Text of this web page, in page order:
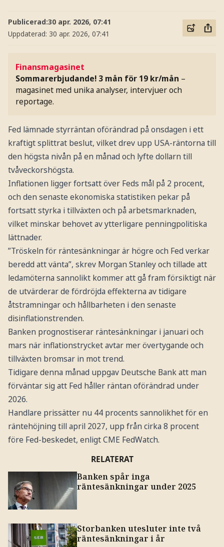
Publicerad:30 apr. 2026, 07:41
Uppdaterad: 30 apr. 2026, 07:41
Finansmagasinet
Sommarerbjudande! 3 mån för 19 kr/mån –
magasinet med unika analyser, intervjuer och
reportage.
Fed lämnade styrräntan oförändrad på onsdagen i ett
kraftigt splittrat beslut, vilket drev upp USA-räntorna till
den högsta nivån på en månad och lyfte dollarn till
tvåveckorshögsta.
Inflationen ligger fortsatt över Feds mål på 2 procent,
och den senaste ekonomiska statistiken pekar på
fortsatt styrka i tillväxten och på arbetsmarknaden,
vilket minskar behovet av ytterligare penningpolitiska
lättnader.
”Tröskeln för räntesänkningar är högre och Fed verkar
beredd att vänta”, skrev Morgan Stanley och tillade att
ledamöterna sannolikt kommer att gå fram försiktigt när
de utvärderar de fördröjda effekterna av tidigare
åtstramningar och hållbarheten i den senaste
disinflationstrenden.
Banken prognostiserar räntesänkningar i januari och
mars när inflationstrycket avtar mer övertygande och
tillväxten bromsar in mot trend.
Tidigare denna månad uppgav Deutsche Bank att man
förväntar sig att Fed håller räntan oförändrad under
2026.
Handlare prissätter nu 44 procents sannolikhet för en
räntehöjning till april 2027, upp från cirka 8 procent
före Fed-beskedet, enligt CME FedWatch.
RELATERAT
Banken spår inga
räntesänkningar under 2025
Storbanken utesluter inte två
räntesänkningar i år